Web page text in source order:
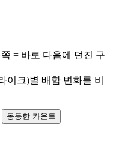
= 바로 다음에 던진 구
이크)별 배합 변화를 비
동등한 카운트